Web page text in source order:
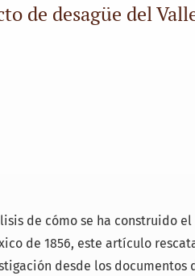
de desagüe del
de cómo se ha construido
de 1856, este artículo
desde los documentos